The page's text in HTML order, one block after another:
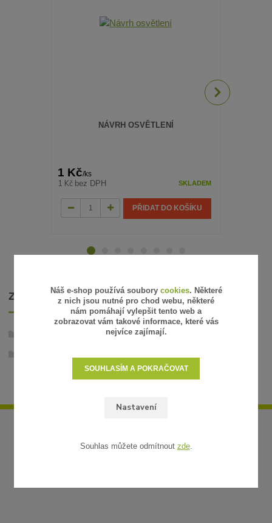
NÁVRH OSVĚTLENÍ
1 Kč/ks
1 Kč bez DPH SKLADEM
PŘIDAT DO KOŠÍKU
ZBOŽÍ ZAŘAZENO V KATEGORIÍCH
Zahradní osvětlení - 12V
Náš e-shop používá soubory cookies. Některé
z nich jsou nutné pro chod webu, některé
nám pomáhají vylepšit tento web a
zobrazovat vám takové informace, které vás
nejvíce zajímají.
Nastavení
SOUHLASÍM A POKRAČOVAT
Souhlas můžete odmítnout zde.